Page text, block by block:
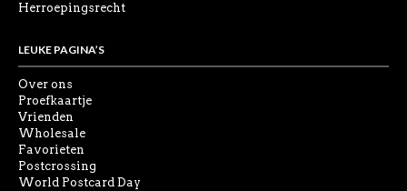
Herroepingsrecht
LEUKE PAGINA’S
Over ons
Proefkaartje
Vrienden
Wholesale
Favorieten
Postcrossing
World Postcard Day